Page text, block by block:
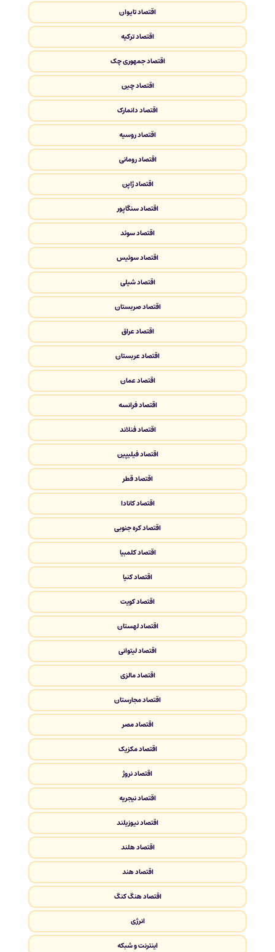
اقتصاد تایوان
اقتصاد ترکیه
اقتصاد جمهوری چک
اقتصاد چین
اقتصاد دانمارک
اقتصاد روسیه
اقتصاد رومانی
اقتصاد ژاپن
اقتصاد سنگاپور
اقتصاد سوئد
اقتصاد سوئیس
اقتصاد شیلی
اقتصاد صربستان
اقتصاد عراق
اقتصاد عربستان
اقتصاد عمان
اقتصاد فرانسه
اقتصاد فنلاند
اقتصاد فیلیپین
اقتصاد قطر
اقتصاد کانادا
اقتصاد کره جنوبی
اقتصاد کلمبیا
اقتصاد کنیا
اقتصاد کویت
اقتصاد لهستان
اقتصاد لیتوانی
اقتصاد مالزی
اقتصاد مجارستان
اقتصاد مصر
اقتصاد مکزیک
اقتصاد نروژ
اقتصاد نیجریه
اقتصاد نیوزیلند
اقتصاد هلند
اقتصاد هند
اقتصاد هنگ کنگ
انرژی
اینترنت و شبکه